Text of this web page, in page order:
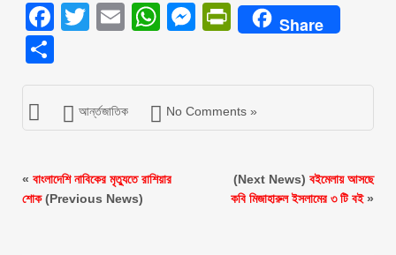
Facebook
Twitter
EmailWhatsApp
Messenger
PrintFriendly
Share
আর্ন্তজাতিক No Comments »
« বাংলাদেশি নাবিকের মৃত্যুতে রাশিয়ার
শোক(Previous News)
(Next News) বইমেলায় আসছে
কবি মিজাহারুল ইসলামের ৩ টি বই»